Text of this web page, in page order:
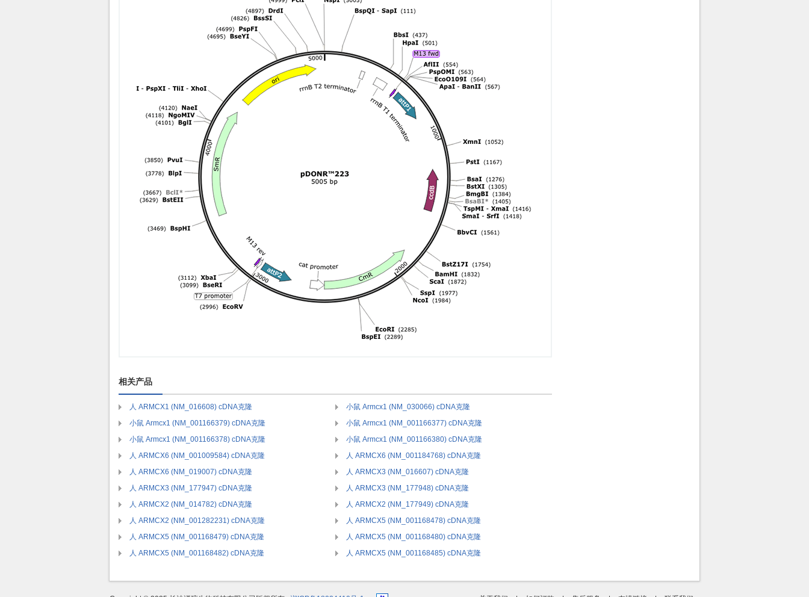
相关产品
人 ARMCX1 (NM_016608) cDNA克隆
小鼠 Armcx1 (NM_030066) cDNA克隆
小鼠 Armcx1 (NM_001166379) cDNA克隆
小鼠 Armcx1 (NM_001166377) cDNA克隆
小鼠 Armcx1 (NM_001166378) cDNA克隆
小鼠 Armcx1 (NM_001166380) cDNA克隆
人 ARMCX6 (NM_001009584) cDNA克隆
人 ARMCX6 (NM_001184768) cDNA克隆
人 ARMCX6 (NM_019007) cDNA克隆
人 ARMCX3 (NM_016607) cDNA克隆
人 ARMCX3 (NM_177947) cDNA克隆
人 ARMCX3 (NM_177948) cDNA克隆
人 ARMCX2 (NM_014782) cDNA克隆
人 ARMCX2 (NM_177949) cDNA克隆
人 ARMCX2 (NM_001282231) cDNA克隆
人 ARMCX5 (NM_001168478) cDNA克隆
人 ARMCX5 (NM_001168479) cDNA克隆
人 ARMCX5 (NM_001168480) cDNA克隆
人 ARMCX5 (NM_001168482) cDNA克隆
人 ARMCX5 (NM_001168485) cDNA克隆